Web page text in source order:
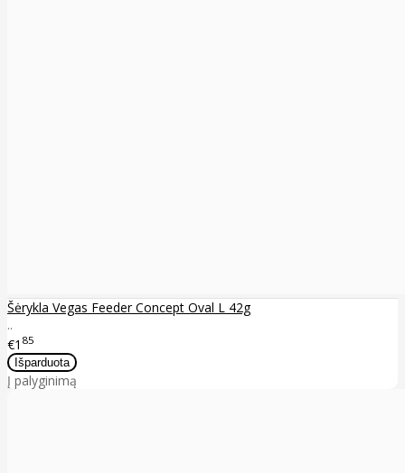
Šėrykla Vegas Feeder Concept Oval L 42g
..
€1 85
Į palyginimą